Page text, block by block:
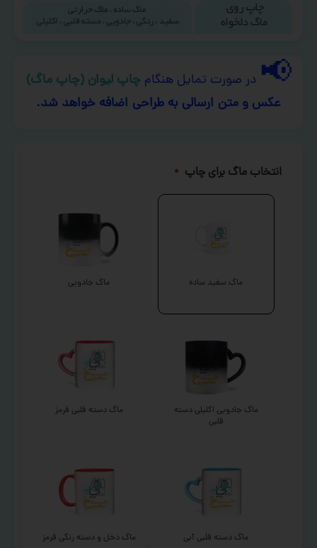
📢 در صورت تمایل هنگام چاپ لیوان (چاپ ماگ)
عکس و متن ارسالی به طراحی اضافه خواهد شد.
انتخاب ماگ برای چاپ *
ماگ سفید ساده ماگ جادویی
ماگ جادویی اکلیلی دسته
قلبی
ماگ دسته قلبی قرمز
ماگ دسته قلبی آبی ماگ دخل و دسته رنگی قرمز